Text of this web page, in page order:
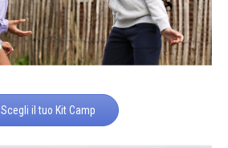
Scegli il tuo Kit Camp